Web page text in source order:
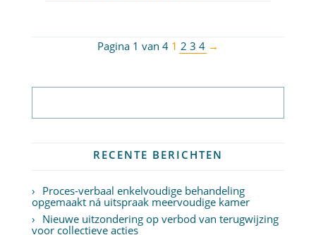
Pagina 1 van 4 1 2 3 4 →
RECENTE BERICHTEN
Proces-verbaal enkelvoudige behandeling
opgemaakt ná uitspraak meervoudige kamer
Nieuwe uitzondering op verbod van terugwijzing
voor collectieve acties